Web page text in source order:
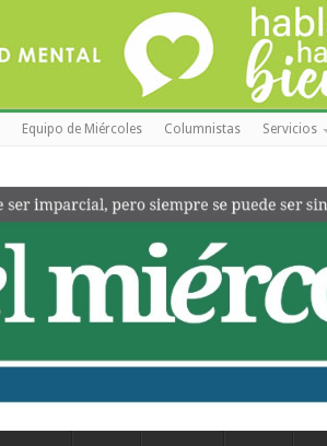
Equipo de Miércoles Columnistas Servicios